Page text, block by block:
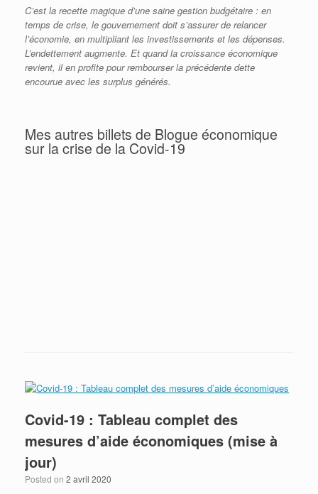
C’est la recette magique d’une saine gestion budgétaire : en
temps de crise, le gouvernement doit s’assurer de relancer
l’économie, en multipliant les investissements et les dépenses.
L’endettement augmente. Et quand la croissance économique
revient, il en profite pour rembourser la précédente dette
encourue avec les surplus générés.
Mes autres billets de Blogue économique
sur la crise de la Covid-19
Covid-19 : Tableau complet des
mesures d’aide économiques (mise à
jour)
Posted on 2 avril 2020